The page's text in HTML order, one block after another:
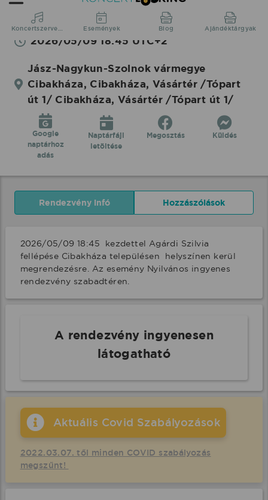
18:45 Cibakháza fellépés
2026/05/09 18:45 UTC+2
Jász-Nagykun-Szolnok vármegye
Cibakháza, Cibakháza, Vásártér /Tópart
út 1/ Cibakháza, Vásártér /Tópart út 1/
Google
naptárhoz
adás
Naptárfájl
letöltése
Megosztás Küldés
Rendezvény infó Hozzászólások
2026/05/09 18:45  kezdettel Agárdi Szilvia
fellépése Cibakháza településen  helyszínen kerül
megrendezésre. Az esemény Nyilvános ingyenes
rendezvény szabadtéren.
A rendezvény ingyenesen
látogatható
Aktuális Covid Szabályozások
2022.03.07. től minden COVID szabályozás
megszűnt!